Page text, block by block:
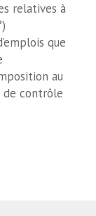
relatives à
que
au
de contrôle